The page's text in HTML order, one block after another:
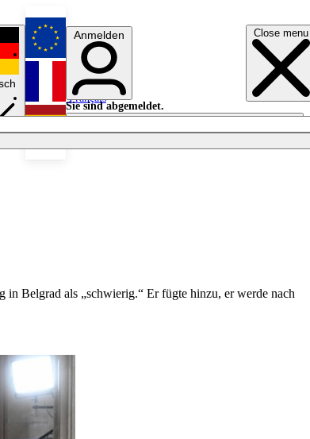
Close menu
English
Français
Anmelden
Sie sind abgemeldet.
Anmelden
Licht aus
in Belgrad als „schwierig.“ Er fügte hinzu, er werde nach